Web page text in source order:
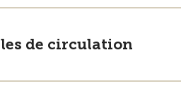
de circulation